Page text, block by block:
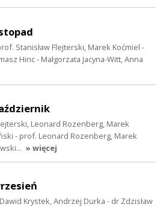
Stanisław Flejterski, Marek Koćmiel -
Hinc - Małgorzata Jacyna-Witt, Anna
Leonard Rozenberg, Marek
- prof. Leonard Rozenberg, Marek
» więcej
Krystek, Andrzej Durka - dr Zdzisław